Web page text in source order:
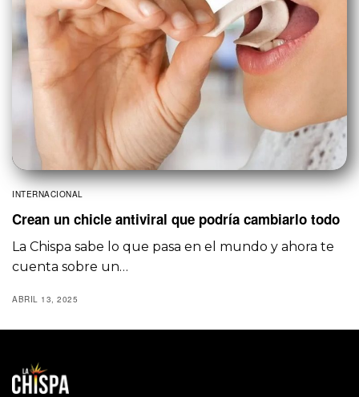
INTERNACIONAL
Crean un chicle antiviral que podría cambiarlo todo
La Chispa sabe lo que pasa en el mundo y ahora te
cuenta sobre un…
ABRIL 13, 2025